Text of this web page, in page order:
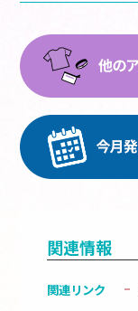
関連情報
関連リンク